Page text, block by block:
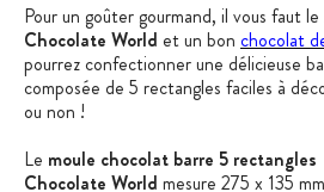
Pour un goûter gourmand, il vous faut le
Chocolate World et un bon chocolat
pourrez confectionner une délicieuse
composée de 5 rectangles faciles à
ou non !
Le moule chocolat barre 5 rectangles
Chocolate World mesure 275 x 135